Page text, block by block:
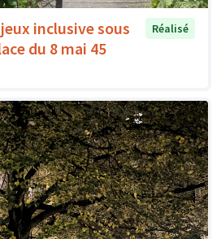
inclusive sous
du 8 mai 45
Réalisé